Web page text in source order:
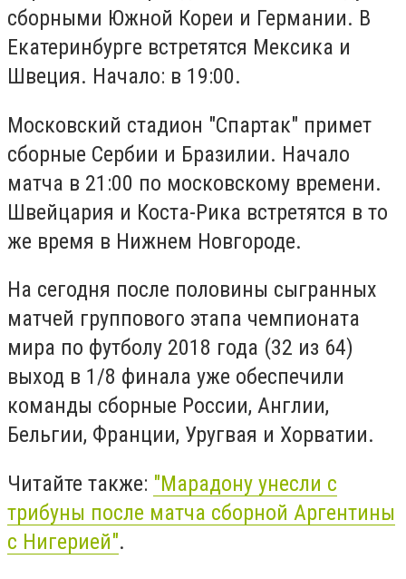
сборными Южной Кореи и Германии. В
Екатеринбурге встретятся Мексика и
Швеция. Начало: в 19:00.
Московский стадион "Спартак" примет
сборные Сербии и Бразилии. Начало
матча в 21:00 по московскому времени.
Швейцария и Коста-Рика встретятся в то
же время в Нижнем Новгороде.
На сегодня после половины сыгранных
матчей группового этапа чемпионата
мира по футболу 2018 года (32 из 64)
выход в 1/8 финала уже обеспечили
команды сборные России, Англии,
Бельгии, Франции, Уругвая и Хорватии.
Читайте также: "Марадону унесли с
трибуны после матча сборной Аргентины
с Нигерией".